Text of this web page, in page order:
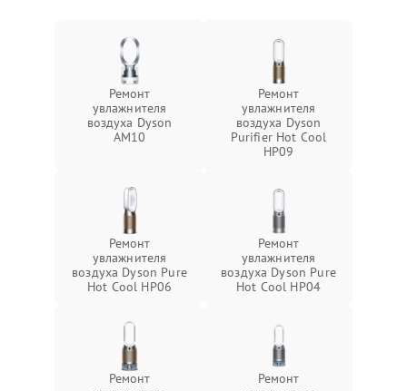
Ремонт
увлажнителя
воздуха Dyson
AM10
Ремонт
увлажнителя
воздуха Dyson
Purifier Hot Cool
HP09
Ремонт
увлажнителя
воздуха Dyson Pure
Hot Cool HP06
Ремонт
увлажнителя
воздуха Dyson Pure
Hot Cool HP04
Ремонт
Ремонт